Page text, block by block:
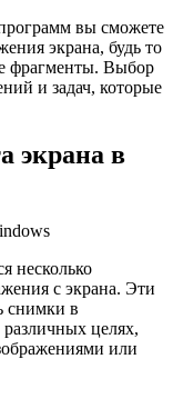
вы сможете
экрана, будь то
фрагменты. Выбор
и задач, которые
экрана в
несколько
с экрана. Эти
снимки в
целях,
или